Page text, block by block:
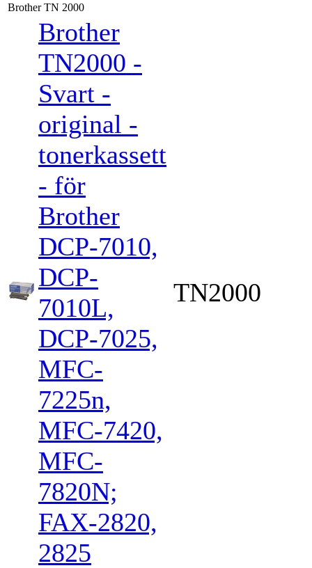
Brother TN 2000
Brother
TN2000 -
Svart -
original -
tonerkassett
- för
Brother
DCP-7010,
DCP-
7010L,
DCP-7025,
MFC-
7225n,
MFC-7420,
MFC-
7820N;
FAX-2820,
2825
TN2000